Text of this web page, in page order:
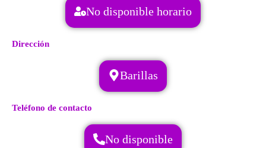
No disponible horario
Dirección
Barillas
Teléfono de contacto
No disponible